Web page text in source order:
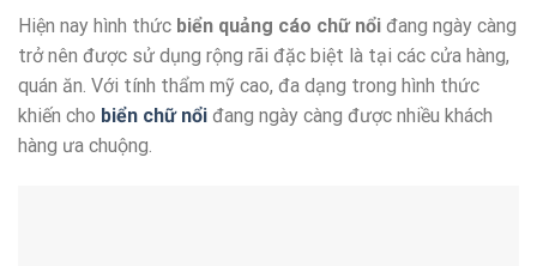
Hiện nay hình thức biển quảng cáo chữ nổi đang ngày càng
trở nên được sử dụng rộng rãi đặc biệt là tại các cửa hàng,
quán ăn. Với tính thẩm mỹ cao, đa dạng trong hình thức
khiến cho biển chữ nổi đang ngày càng được nhiều khách
hàng ưa chuộng.